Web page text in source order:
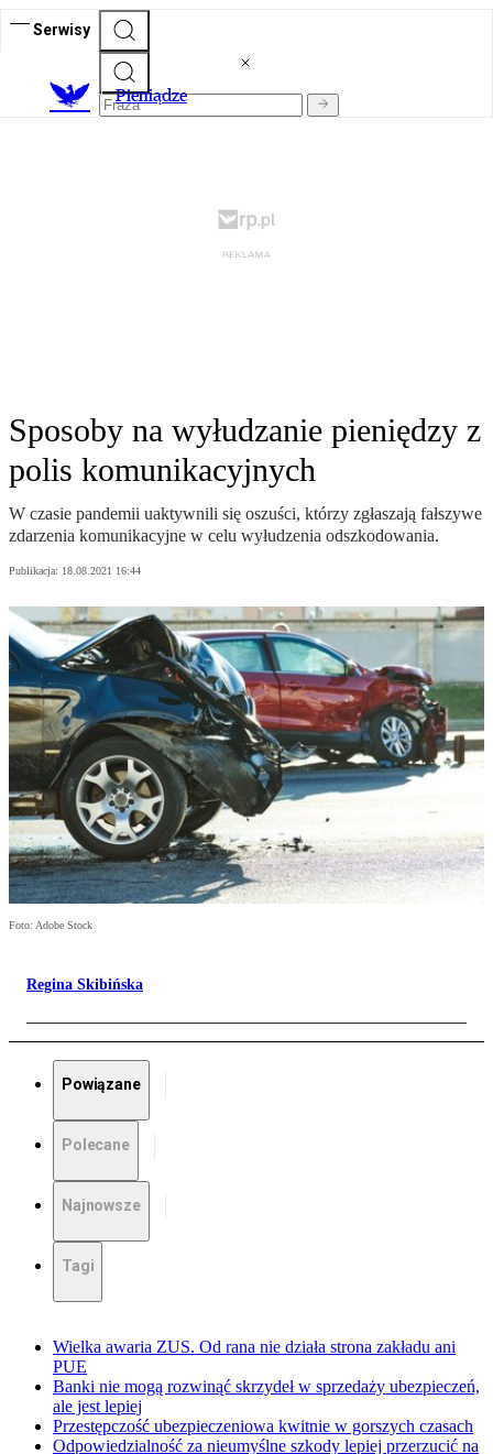
Serwisy
Pieniądze
Sposoby na wyłudzanie pieniędzy z
polis komunikacyjnych
W czasie pandemii uaktywnili się oszuści, którzy zgłaszają fałszywe
zdarzenia komunikacyjne w celu wyłudzenia odszkodowania.
Publikacja: 18.08.2021 16:44
Foto: Adobe Stock
Regina Skibińska
Powiązane
Polecane
Najnowsze
Tagi
Wielka awaria ZUS. Od rana nie działa strona zakładu ani
PUE
Banki nie mogą rozwinąć skrzydeł w sprzedaży ubezpieczeń,
ale jest lepiej
Przestępczość ubezpieczeniowa kwitnie w gorszych czasach
Odpowiedzialność za nieumyślne szkody lepiej przerzucić na